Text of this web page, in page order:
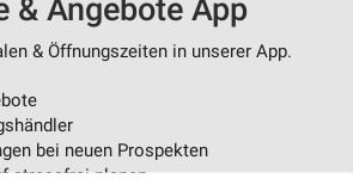
& Angebote App
& Öffnungszeiten in unserer App.
bei neuen Prospekten
stressfrei planen